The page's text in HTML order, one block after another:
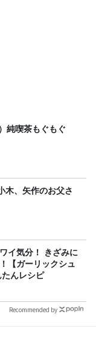
純喫茶もぐもぐ
木、矢作のお父さ
イ気分！ きざみに
【ガーリックシュ
たんレシピ
Recommended by